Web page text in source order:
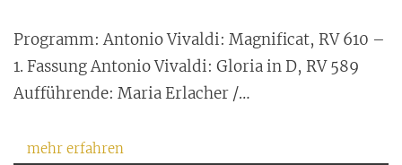
Programm: Antonio Vivaldi: Magnificat, RV 610 –
1. Fassung Antonio Vivaldi: Gloria in D, RV 589
Aufführende: Maria Erlacher /…
mehr erfahren